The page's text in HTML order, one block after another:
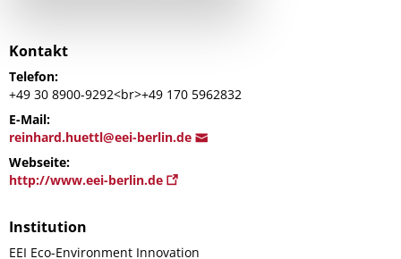
Kontakt
Telefon:
+49 30 8900-9292<br>+49 170 5962832
E-Mail:
reinhard.huettl@eei-berlin.de
Webseite:
http://www.eei-berlin.de
Institution
EEI Eco-Environment Innovation